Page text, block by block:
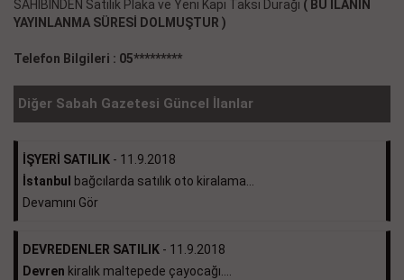
SAHİBİNDEN Satılık Plaka ve Yeni Kapı Taksi Durağı ( BU İLANIN
YAYINLANMA SÜRESİ DOLMUŞTUR )
Telefon Bilgileri : 05*********
Diğer Sabah Gazetesi Güncel İlanlar
İŞYERİ SATILIK - 11.9.2018
İstanbul
bağcılarda satılık oto kiralama...
Devamını Gör
DEVREDENLER SATILIK - 11.9.2018
Devren kiralık maltepede çayocağı....